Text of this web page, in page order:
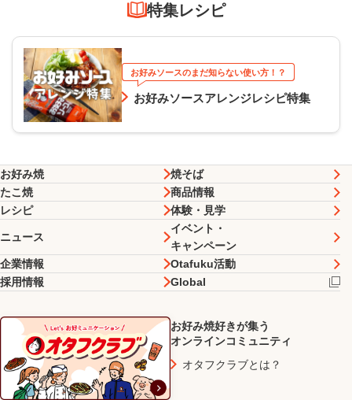
特集レシピ
お好みソースのまだ知らない使い方！？
お好みソースアレンジレシピ特集
お好み焼
焼そば
たこ焼
商品情報
レシピ
体験・見学
ニュース
イベント・
キャンペーン
企業情報
Otafuku活動
採用情報
Global
お好み焼好きが集う
オンラインコミュニティ
オタフクラブとは？